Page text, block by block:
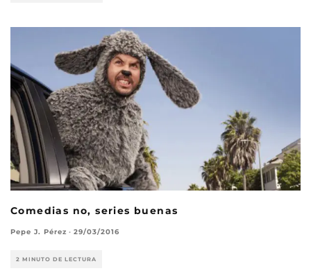
Comedias no, series buenas
Pepe J. Pérez · 29/03/2016
2 MINUTO DE LECTURA